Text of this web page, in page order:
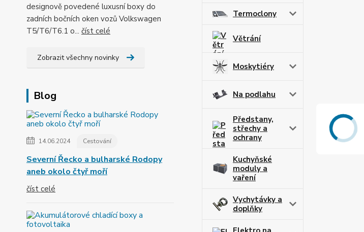
designově povedené luxusní boxy do
zadních bočních oken vozů Volkswagen
T5/T6/T6.1 o... číst celé
Zobrazit všechny novinky
Blog
14.06.2024 Cestování
Severní Řecko a bulharské Rodopy
aneb okolo čtyř moří
číst celé
Termoclony
Větrání
Moskytiéry
Na podlahu
Předstany,
střechy a
ochrany
Kuchyňské
moduly a
vaření
Vychytávky a
doplňky